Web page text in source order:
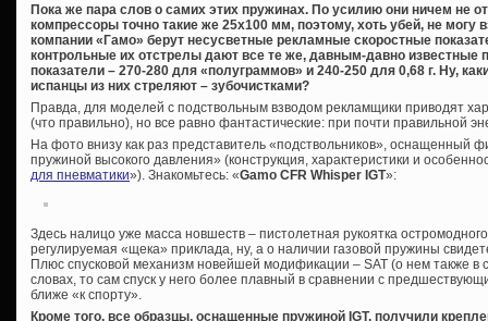
Пока же пара слов о самих этих пружинах. По усилию они ничем не
компрессоры точно такие же 25х100 мм, поэтому, хоть убей, не могу
компании «Гамо» берут несусветные рекламные скоростные
контрольные их отстрелы дают все те же, давным-давно известные
показатели – 270-280 для «полуграммов» и 240-250 для 0,68 г. Ну,
испанцы из них стреляют – зубочистками?
Правда, для моделей с подствольным взводом рекламщики приводят
(что правильно), но все равно фантастические: при почти правильной
На фото внизу как раз представитель «подствольников», оснащенный
пружиной высокого давления» (конструкция, характеристики и
для пневматики»). Знакомьтесь: «Gamo CFR Whisper IGT»:
Здесь налицо уже масса новшеств – пистолетная рукоятка
регулируемая «щека» приклада, ну, а о наличии газовой пружины
Плюс спусковой механизм новейшей модификации – SAT (о нем также в
словах, то сам спуск у него более плавный в сравнении с
ближе «к спорту».
Кроме того, все образцы, оснащенные пружиной IGT, получили